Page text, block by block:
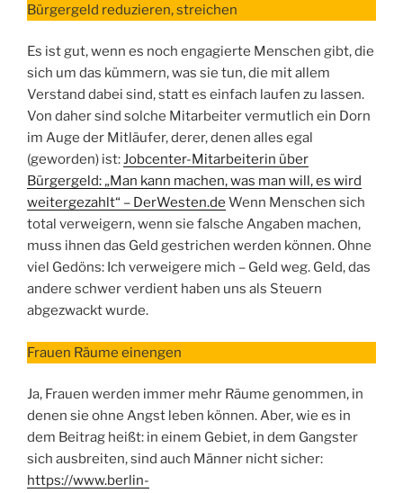
Bürgergeld reduzieren, streichen
Es ist gut, wenn es noch engagierte Menschen gibt, die
sich um das kümmern, was sie tun, die mit allem
Verstand dabei sind, statt es einfach laufen zu lassen.
Von daher sind solche Mitarbeiter vermutlich ein Dorn
im Auge der Mitläufer, derer, denen alles egal
(geworden) ist:Jobcenter-Mitarbeiterin über
Bürgergeld: „Man kann machen, was man will, es wird
weitergezahlt“ – DerWesten.de Wenn Menschen sich
total verweigern, wenn sie falsche Angaben machen,
muss ihnen das Geld gestrichen werden können. Ohne
viel Gedöns: Ich verweigere mich – Geld weg. Geld, das
andere schwer verdient haben uns als Steuern
abgezwackt wurde.
Frauen Räume einengen
Ja, Frauen werden immer mehr Räume genommen, in
denen sie ohne Angst leben können. Aber, wie es in
dem Beitrag heißt: in einem Gebiet, in dem Gangster
sich ausbreiten, sind auch Männer nicht sicher:
https://www.berlin-